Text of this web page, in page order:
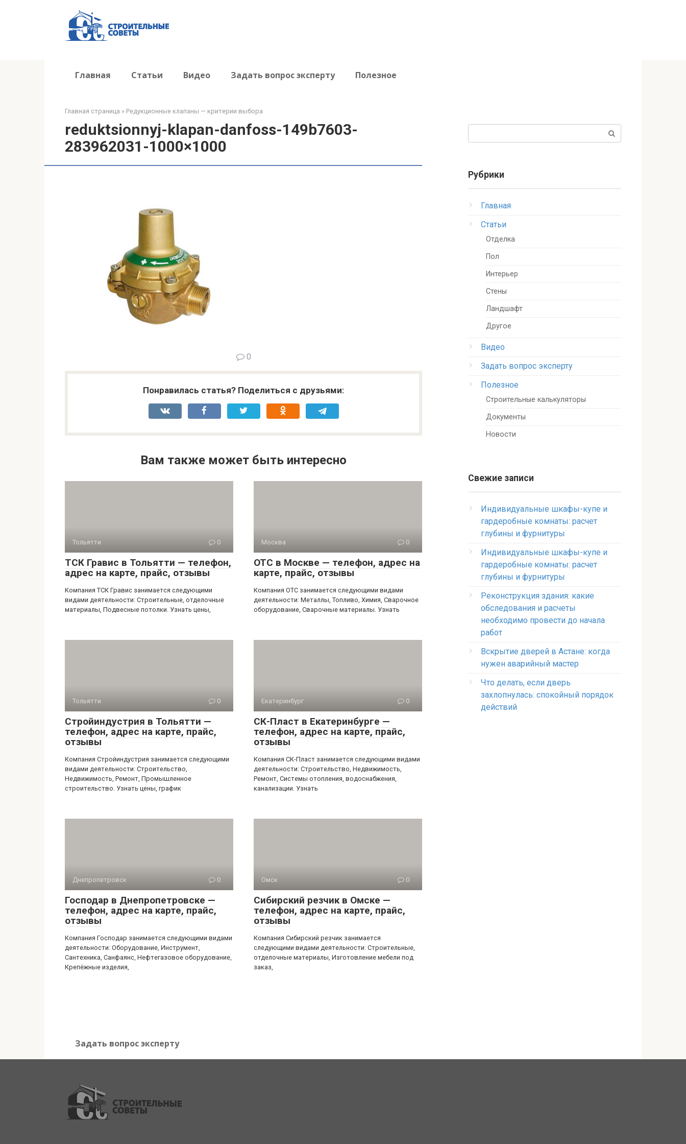
Главная Статьи Видео Задать вопрос эксперту Полезное
Главная страница » Редукционные клапаны — критерии выбора
reduktsionnyj-klapan-danfoss-149b7603-
283962031-1000×1000
0
Понравилась статья? Поделиться с друзьями:
Вам также может быть интересно
Тольятти 0
ТСК Гравис в Тольятти — телефон,
адрес на карте, прайс, отзывы
Компания ТСК Гравис занимается следующими
видами деятельности: Строительные, отделочные
материалы, Подвесные потолки. Узнать цены,
Москва 0
ОТС в Москве — телефон, адрес на
карте, прайс, отзывы
Компания ОТС занимается следующими видами
деятельности: Металлы, Топливо, Химия, Сварочное
оборудование, Сварочные материалы. Узнать
Тольятти 0
Стройиндустрия в Тольятти —
телефон, адрес на карте, прайс,
отзывы
Компания Стройиндустрия занимается следующими
видами деятельности: Строительство,
Недвижимость, Ремонт, Промышленное
строительство. Узнать цены, график
Екатеринбург 0
СК-Пласт в Екатеринбурге —
телефон, адрес на карте, прайс,
отзывы
Компания СК-Пласт занимается следующими видами
деятельности: Строительство, Недвижимость,
Ремонт, Системы отопления, водоснабжения,
канализации. Узнать
Днепропетровск 0
Господар в Днепропетровске —
телефон, адрес на карте, прайс,
отзывы
Компания Господар занимается следующими видами
деятельности: Оборудование, Инструмент,
Сантехника, Санфаянс, Нефтегазовое оборудование,
Крепёжные изделия,
Омск 0
Сибирский резчик в Омске —
телефон, адрес на карте, прайс,
отзывы
Компания Сибирский резчик занимается
следующими видами деятельности: Строительные,
отделочные материалы, Изготовление мебели под
заказ,
Рубрики
Главная
Статьи
Отделка
Пол
Интерьер
Стены
Ландшафт
Другое
Видео
Задать вопрос эксперту
Полезное
Строительные калькуляторы
Документы
Новости
Свежие записи
Индивидуальные шкафы-купе и
гардеробные комнаты: расчет
глубины и фурнитуры
Индивидуальные шкафы-купе и
гардеробные комнаты: расчет
глубины и фурнитуры
Реконструкция здания: какие
обследования и расчеты
необходимо провести до начала
работ
Вскрытие дверей в Астане: когда
нужен аварийный мастер
Что делать, если дверь
захлопнулась: спокойный порядок
действий
Задать вопрос эксперту